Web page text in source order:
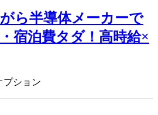
がら半導体メーカーで
宿泊費タダ！高時給×
プション